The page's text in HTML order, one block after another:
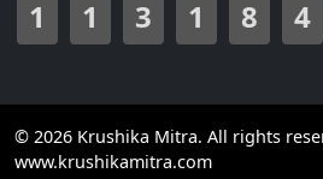
1 1 3 1 8 4
© 2026 Krushika Mitra. All rights
www.krushikamitra.com